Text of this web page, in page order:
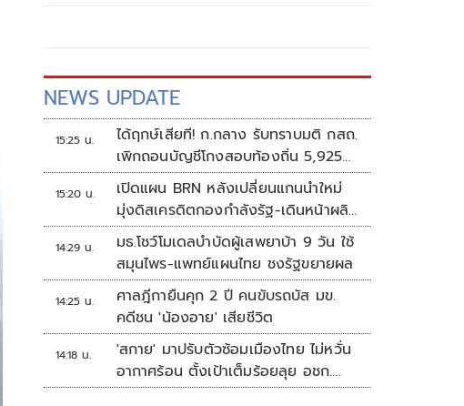
NEWS UPDATE
15:25 น.
ได้ฤกษ์เสียที! ก.กลาง รับทราบมติ กสถ.
เพิกถอนบัญชีโกงสอบท้องถิ่น 5,925
ราย
15:20 น.
เปิดแผน BRN หลังเปลี่ยนแกนนำใหม่
มุ่งดิสเครดิตกองกำลังรัฐ-เดินหน้าผลิต
แนวร่วม
14:29 น.
มธ.โชว์โมเดลบำบัดผู้เสพยาบ้า 9 วัน ใช้
สมุนไพร-แพทย์แผนไทย ชงรัฐขยายผล
14:25 น.
ศาลฎีกายืนคุก 2 ปี คนขับรถบัส มข.
คดีชน 'น้องอาย' เสียชีวิต
14:18 น.
'สกาย' มาปรับตัวซ้อมเมืองไทย ไม่หวั่น
อากาศร้อน ตั้งเป้าเต็มร้อยลุย อชก.
2026